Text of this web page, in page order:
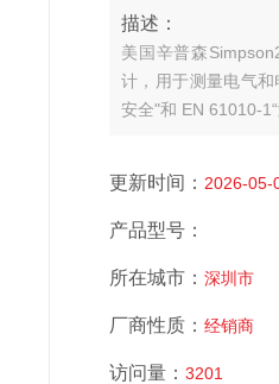
描述：
美国辛普森
计，用于测量电气
安全"和 EN 61010-
更新时间： 2026-05-
产品型号：
所在城市： 深圳市
厂商性质： 经销商
访问量： 3201